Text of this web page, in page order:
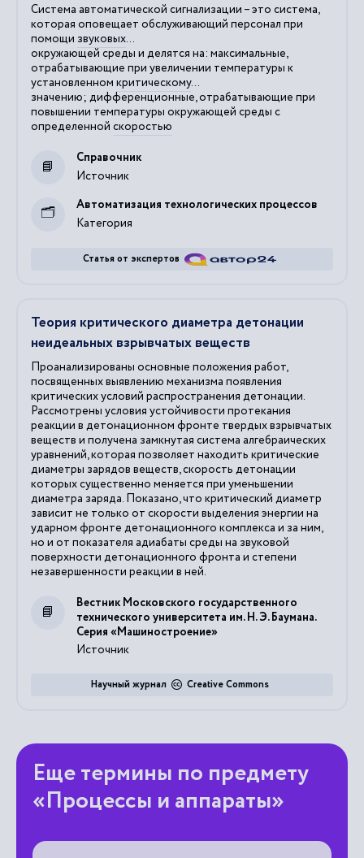
Система автоматической сигнализации – это система,
которая оповещает обслуживающий персонал при
помощи звуковых...
окружающей среды и делятся на: максимальные,
отрабатывающие при увеличении температуры к
установленном критическому...
значению; дифференционные, отрабатывающие при
повышении температуры окружающей среды с
определенной скоростью
Источник
Справочник
Категория
Автоматизация технологических процессов
Статья от экспертов
Теория критического диаметра детонации
неидеальных взрывчатых веществ
Проанализированы основные положения работ,
посвященных выявлению механизма появления
критических условий распространения детонации.
Рассмотрены условия устойчивости протекания
реакции в детонационном фронте твердых взрывчатых
веществ и получена замкнутая система алгебраических
уравнений, которая позволяет находить критические
диаметры зарядов веществ, скорость детонации
которых существенно меняется при уменьшении
диаметра заряда. Показано, что критический диаметр
зависит не только от скорости выделения энергии на
ударном фронте детонационного комплекса и за ним,
но и от показателя адиабаты среды на звуковой
поверхности детонационного фронта и степени
незавершенности реакции в ней.
Источник
Вестник Московского государственного
технического университета им. Н. Э. Баумана.
Серия «Машиностроение»
Creative Commons
Научный журнал
Еще термины по предмету
«Процессы и аппараты»